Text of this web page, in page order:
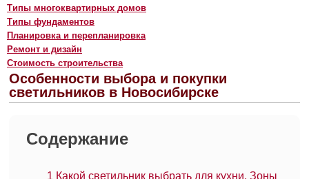
Типы многоквартирных домов
Типы фундаментов
Планировка и перепланировка
Ремонт и дизайн
Стоимость строительства
Особенности выбора и покупки
светильников в Новосибирске
Содержание
1 Какой светильник выбрать для кухни. Зоны